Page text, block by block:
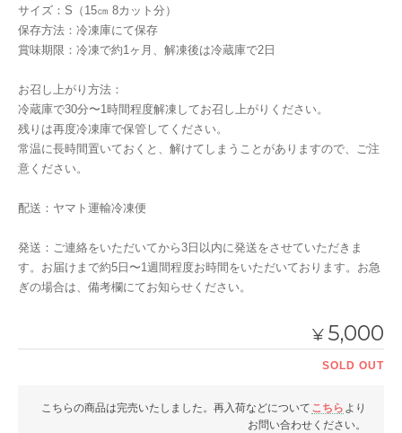
サイズ：S（15㎝ 8カット分）
保存方法：冷凍庫にて保存
賞味期限：冷凍で約1ヶ月、解凍後は冷蔵庫で2日
お召し上がり方法：
冷蔵庫で30分〜1時間程度解凍してお召し上がりください。
残りは再度冷凍庫で保管してください。
常温に長時間置いておくと、解けてしまうことがありますので、ご注
意ください。
配送：ヤマト運輸冷凍便
発送：ご連絡をいただいてから3日以内に発送をさせていただきま
す。お届けまで約5日〜1週間程度お時間をいただいております。お急
ぎの場合は、備考欄にてお知らせください。
¥ 5,000
SOLD OUT
こちらの商品は完売いたしました。再入荷などについて こちら より
お問い合わせください。